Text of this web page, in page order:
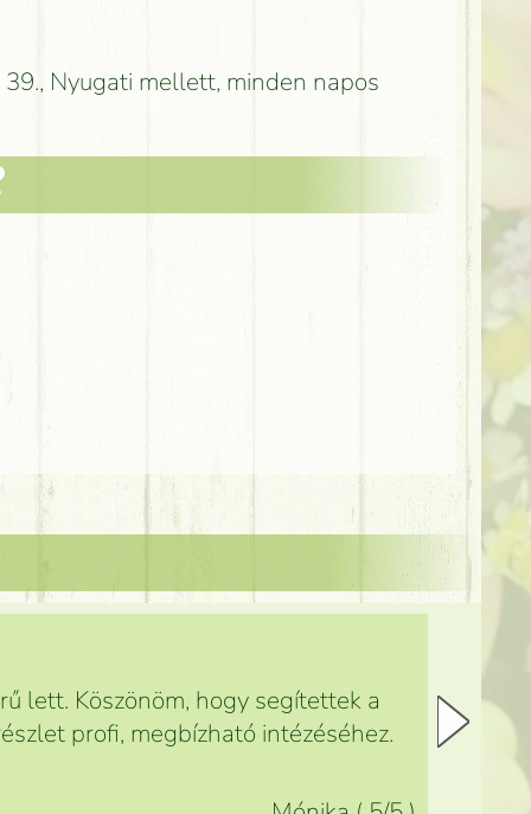
Nyugati mellett, minden napos
lett. Köszönöm, hogy segítettek a
profi, megbízható intézéséhez.